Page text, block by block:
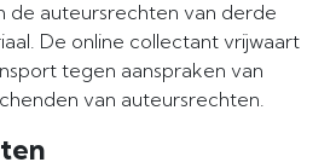
de auteursrechten van derde
De online collectant vrijwaart
tegen aanspraken van
van auteursrechten.